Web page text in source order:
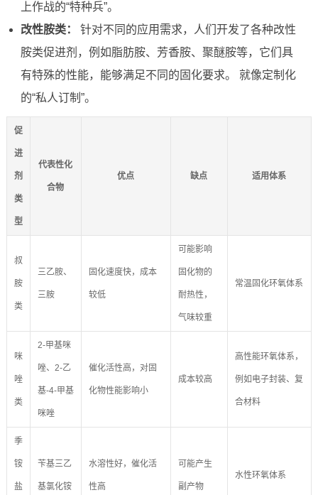
上作战的“特种兵”。
改性胺类：
针对不同的应用需求，人们开发了各种改性
胺类促进剂，例如脂肪胺、芳香胺、聚醚胺等，它们具
有特殊的性能，能够满足不同的固化要求。 就像定制化
的“私人订制”。
促
进
剂
类
型
代表性化
合物
优点 缺点 适用体系
叔
胺
类
三乙胺、
三胺
固化速度快，成本
较低
可能影响
固化物的
耐热性，
气味较重
常温固化环氧体系
咪
唑
类
2-甲基咪
唑、2-乙
基-4-甲基
咪唑
催化活性高，对固
化物性能影响小
成本较高
高性能环氧体系，
例如电子封装、复
合材料
季
铵
盐
苄基三乙
基氯化铵
水溶性好，催化活
性高
可能产生
副产物
水性环氧体系